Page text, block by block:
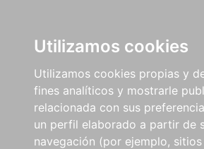
Utilizamos cookies
Utilizamos cookies propias y
fines analíticos y mostrarle
relacionada con sus
un perfil elaborado a partir de
navegación (por ejemplo,